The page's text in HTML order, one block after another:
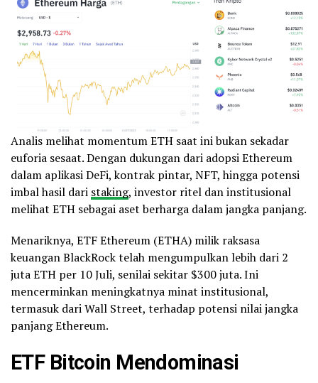
Analis melihat momentum ETH saat ini bukan sekadar
euforia sesaat. Dengan dukungan dari adopsi Ethereum
dalam aplikasi DeFi, kontrak pintar, NFT, hingga potensi
imbal hasil dari staking, investor ritel dan institusional
melihat ETH sebagai aset berharga dalam jangka panjang.
Menariknya, ETF Ethereum (ETHA) milik raksasa
keuangan BlackRock telah mengumpulkan lebih dari 2
juta ETH per 10 Juli, senilai sekitar $300 juta. Ini
mencerminkan meningkatnya minat institusional,
termasuk dari Wall Street, terhadap potensi nilai jangka
panjang Ethereum.
ETF Bitcoin Mendominasi